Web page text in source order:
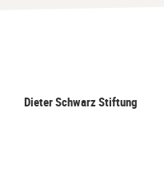
Dieter Schwarz Stiftung